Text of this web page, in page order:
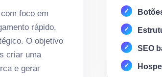
foco em
rápido,
O objetivo
criar uma
e gerar
SEO